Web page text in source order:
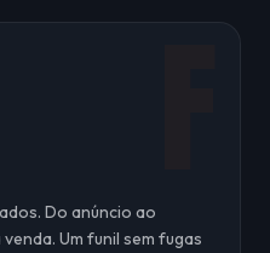
Do anúncio ao
Um funil sem fugas